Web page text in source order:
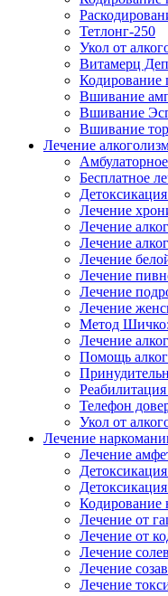
Тетлонг-250
Укол от
Витамерц
Кодирование
Вшивание
Вшивание
Вшивание
Лечение
Бесплатное
Лечение
Лечение
Лечение
Лечение
Лечение
Лечение
Лечение
Метод Шичко:
Лечение
Помощь
Телефон
Укол от
Лечение
Лечение
Кодирование
Лечение от
Лечение от
Лечение
Лечение
Лечение